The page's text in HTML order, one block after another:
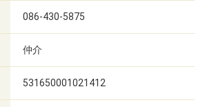
086-430-5875
仲介
531650001021412